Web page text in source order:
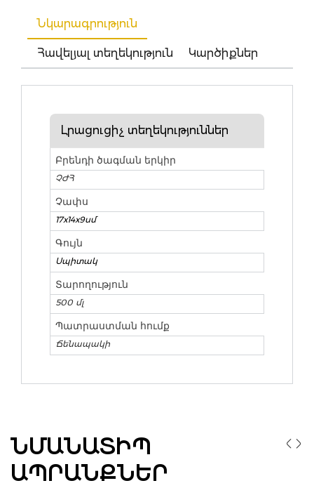
Նկարագրություն
Հավելյալ տեղեկություն Կարծիքներ
Լրացուցիչ տեղեկություններ
Բրենդի ծագման երկիր
ՉԺՀ
Չափս
17x14x9սմ
Գույն
Սպիտակ
Տարողություն
500 մլ
Պատրաստման հումք
Ճենապակի
ՆՄԱՆԱՏԻՊ
ԱՊՐԱՆՔՆԵՐ